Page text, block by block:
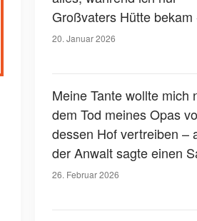
Großvaters Hütte bekam
ein Geheimnis, das er mit
20. Januar 2026
Meine Tante wollte mich
dem Tod meines Opas
dessen Hof vertreiben –
der Anwalt sagte einen
der sie blass werden ließ
26. Februar 2026